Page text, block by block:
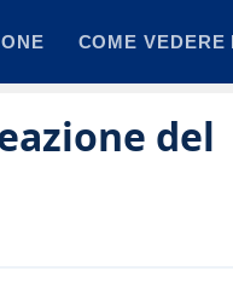
COME VEDERE
del